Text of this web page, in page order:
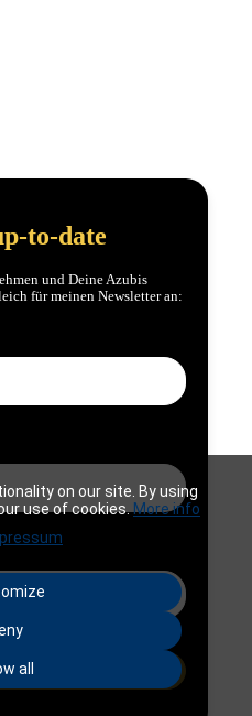
to-date
und Deine Azubis
für meinen Newsletter an:
Zukunft gestalten
on our site. By using
use of cookies.More info
all